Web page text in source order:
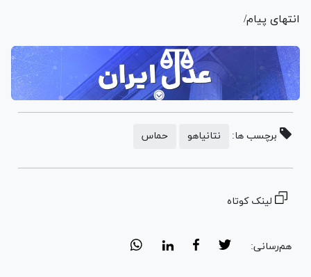
انتهای پیام/
برچسب ها: نتانیاهو حماس
لینک کوتاه
هم‌رسانی: